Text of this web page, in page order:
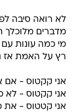
לא רואה סיבה
מדברים מלוכלך
מי כמה עונות עם
רץ על האמת אז
אני קקטוס - אם
אני קקטוס - לא
אני קטטוס - את